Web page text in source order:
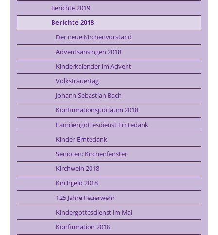
Berichte 2019
Berichte 2018
Der neue Kirchenvorstand
Adventsansingen 2018
Kinderkalender im Advent
Volkstrauertag
Johann Sebastian Bach
Konfirmationsjubiläum 2018
Familiengottesdienst Erntedank
Kinder-Erntedank
Senioren: Kirchenfenster
Kirchweih 2018
Kirchgeld 2018
125 Jahre Feuerwehr
Kindergottesdienst im Mai
Konfirmation 2018